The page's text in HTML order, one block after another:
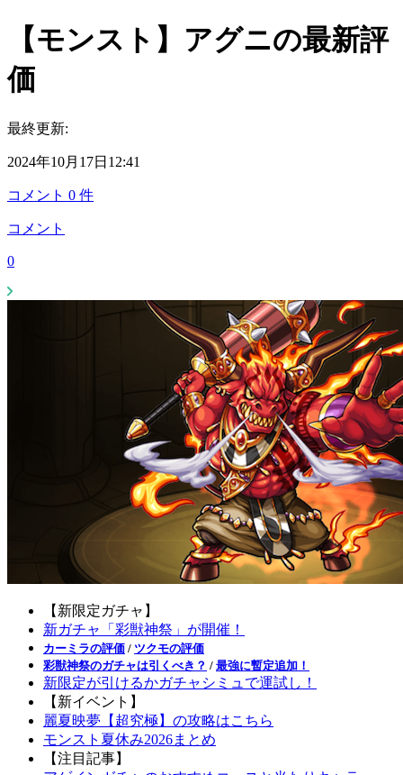
【モンスト】アグニの最新評
価
最終更新:
2024年10月17日12:41
コメント 0 件
コメント
0
【新限定ガチャ】
新ガチャ「彩獣神祭」が開催！
カーミラの評価 / ツクモの評価
彩獣神祭のガチャは引くべき？ / 最強に暫定追加！
新限定が引けるかガチャシミュで運試し！
【新イベント】
麗夏映夢【超究極】の攻略はこちら
モンスト夏休み2026まとめ
【注目記事】